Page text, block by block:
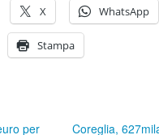
X WhatsApp
Stampa
per
Coreglia,